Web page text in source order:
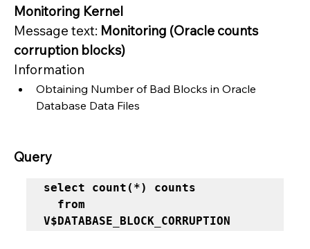
Monitoring Kernel
Message text: Monitoring (Oracle counts
corruption blocks)
Information
Obtaining Number of Bad Blocks in Oracle
Database Data Files
Query
select count(*) counts
V$DATABASE_BLOCK_CORRUPTION